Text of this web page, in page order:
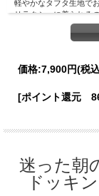
軽やかなタフタ生地で
リラクシーに着られる
スタイルアップ見えも
配色ラインとゴールド
ニット：レーヨン100％
スカート：ポリエステ
【Detail】
スカート丈：82.5cm
身幅：35cm
肩幅：32cm
袖丈：20cm
価格:7,900円(税
[ポイント還元
迷った朝
ドッキ